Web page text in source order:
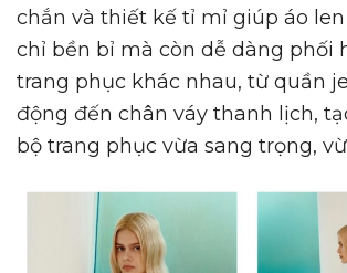
chắn và thiết kế tỉ mỉ giúp áo
chỉ bền bỉ mà còn dễ dàng phối
trang phục khác nhau, từ quần
động đến chân váy thanh lịch,
bộ trang phục vừa sang trọng,